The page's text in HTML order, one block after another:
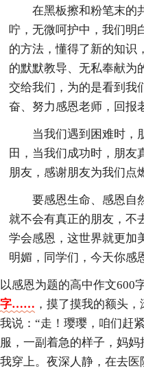
在黑板擦和粉笔末的
咛，无微呵护中，我们明
的方法，懂得了新的知识
的默默教导、无私奉献为
交给我们，为的是看到我
奋、努力感恩老师，回报
当我们遇到困难时，
田，当我们成功时，朋友
朋友，感谢朋友为我们点
要感恩生命、感恩自
就不会有真正的朋友，不
学会感恩，这世界就更加
明媚，同学们，今天你感
以感恩为题的高中作文600
字…… ，摸了摸我的额头
我说：“走！璎璎，咱们赶
服，一副着急的样子，妈
我穿上。夜深人静，在去